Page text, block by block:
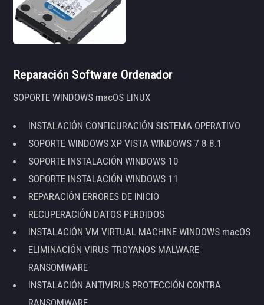
Reparación Software Ordenador
SOPORTE WINDOWS macOS LINUX
INSTALACIÓN CONFIGURACIÓN SISTEMA OPERATIVO
SOPORTE WINDOWS XP VISTA WINDOWS 7 8 8.1
SOPORTE INSTALACIÓN WINDOWS 10
SOPORTE INSTALACIÓN WINDOWS 11
REPARACIÓN ERRORES DE INICIO
RECUPERACIÓN DATOS PERDIDOS
INSTALACIÓN VM VIRTUAL MACHINE WINDOWS macOS
ELIMINACIÓN VIRUS TROYANOS MALWARE
RANSOMWARE
INSTALACIÓN ANTIVIRUS PROTECCIÓN CONTRA
RANSOMWARE